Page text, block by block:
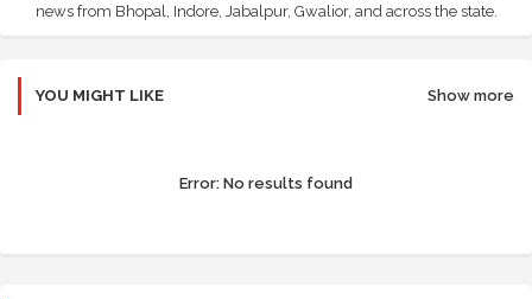
news from Bhopal, Indore, Jabalpur, Gwalior, and across the state.
YOU MIGHT LIKE Show more
Error: No results found